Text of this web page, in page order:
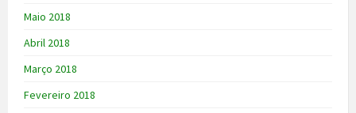
Maio 2018
Abril 2018
Março 2018
Fevereiro 2018